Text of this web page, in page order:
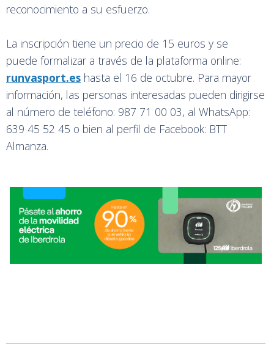
reconocimiento a su esfuerzo.
La inscripción tiene un precio de 15 euros y se
puede formalizar a través de la plataforma online:
runvasport.es hasta el 16 de octubre. Para mayor
información, las personas interesadas pueden dirigirse
al número de teléfono: 987 71 00 03, al WhatsApp:
639 45 52 45 o bien al perfil de Facebook: BTT
Almanza.